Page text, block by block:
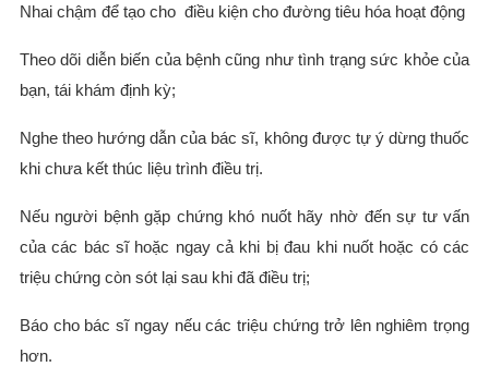
Nhai chậm để tạo cho điều kiện cho đường tiêu hóa hoạt động
Theo dõi diễn biến của bệnh cũng như tình trạng sức khỏe của
bạn, tái khám định kỳ;
Nghe theo hướng dẫn của bác sĩ, không được tự ý dừng thuốc
khi chưa kết thúc liệu trình điều trị.
Nếu người bệnh gặp chứng khó nuốt hãy nhờ đến sự tư vấn
của các bác sĩ hoặc ngay cả khi bị đau khi nuốt hoặc có các
triệu chứng còn sót lại sau khi đã điều trị;
Báo cho bác sĩ ngay nếu các triệu chứng trở lên nghiêm trọng
hơn.